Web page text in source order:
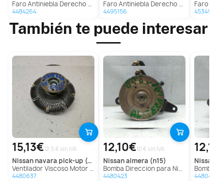
Faro Antiniebla Derecho para Mg Austin Montego
4484264
Faro Antiniebla Derecho para Universal Accesorio
4495156
Faro
También te puede interesar
15,13€12.5 € sin IVA
nissan navara pick-up (d40m)
Ventilador Viscoso Motor para Nissan Navara Pick-Up (D40M)
4480637
12,10€10 € sin IVA
nissanalmera (n15)
Bomba Direccion para Nissan Almera (N15)
4480423
nissan
Bomba